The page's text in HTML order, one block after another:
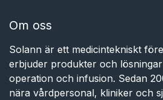
Om oss
Solann är ett medicintekniskt
erbjuder produkter och
operation och infusion. Sedan
nära vårdpersonal, kliniker och